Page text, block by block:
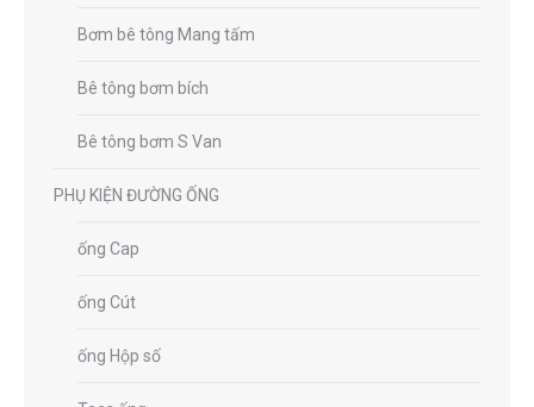
Bơm bê tông Mang tấm
Bê tông bơm bích
Bê tông bơm S Van
PHỤ KIỆN ĐƯỜNG ỐNG
ống Cap
ống Cút
ống Hộp số